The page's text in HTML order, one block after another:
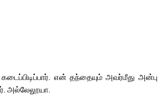
என் தந்தையும் அவர்மீது அன்பு
அல்லேலூயா.